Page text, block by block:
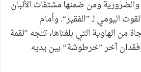
والضرورية ومن ضمنها مشتقات الألبان
اليومي لـ ”الفقير“. وأمام
من الهاوية التي بلغناها، تتجه ”لقمة
آخر ”خرطوشة“ بين يديه